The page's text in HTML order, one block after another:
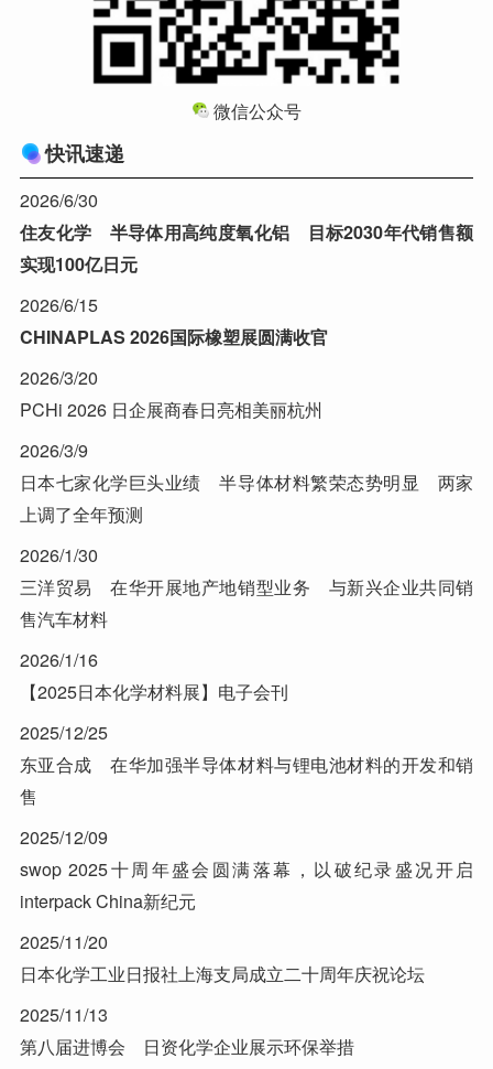
微信公众号
快讯速递
2026/6/30
住友化学 半导体用高纯度氧化铝 目标2030年代销售额
实现100亿日元
2026/6/15
CHINAPLAS 2026国际橡塑展圆满收官
2026/3/20
PCHi 2026 日企展商春日亮相美丽杭州
2026/3/9
日本七家化学巨头业绩 半导体材料繁荣态势明显 两家
上调了全年预测
2026/1/30
三洋贸易 在华开展地产地销型业务 与新兴企业共同销
售汽车材料
2026/1/16
【2025日本化学材料展】电子会刊
2025/12/25
东亚合成 在华加强半导体材料与锂电池材料的开发和销
售
2025/12/09
swop 2025十周年盛会圆满落幕，以破纪录盛况开启
interpack China新纪元
2025/11/20
日本化学工业日报社上海支局成立二十周年庆祝论坛
2025/11/13
第八届进博会 日资化学企业展示环保举措